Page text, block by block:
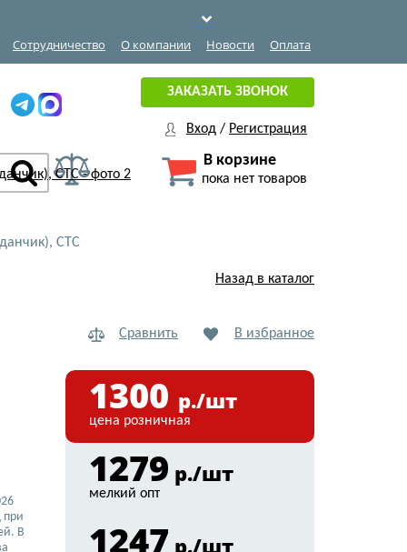
Сотрудничество О компании Новости Оплата
ЗАКАЗАТЬ ЗВОНОК
Вход / Регистрация
В корзине
пока нет товаров
СТС
Назад в каталог
Сравнить В избранное
при
В
1300 р./шт
цена розничная
1279 р./шт
мелкий опт
1247 р./шт